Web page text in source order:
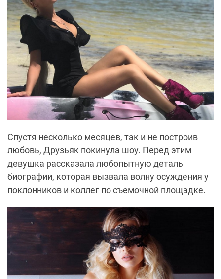
Спустя несколько месяцев, так и не построив
любовь, Друзьяк покинула шоу. Перед этим
девушка рассказала любопытную деталь
биографии, которая вызвала волну осуждения у
поклонников и коллег по съемочной площадке.